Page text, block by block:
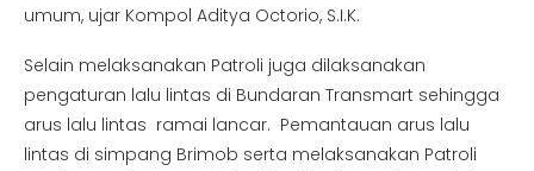
umum, ujar Kompol Aditya Octorio, S.I.K.
Selain melaksanakan Patroli juga dilaksanakan
pengaturan lalu lintas di Bundaran Transmart sehingga
arus lalu lintas ramai lancar. Pemantauan arus lalu
lintas di simpang Brimob serta melaksanakan Patroli